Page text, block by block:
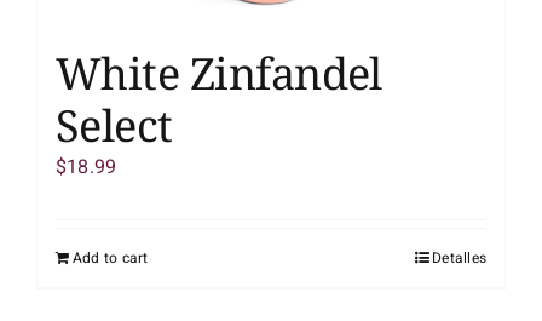
White Zinfandel
Select
$18.99
Add to cart Detalles